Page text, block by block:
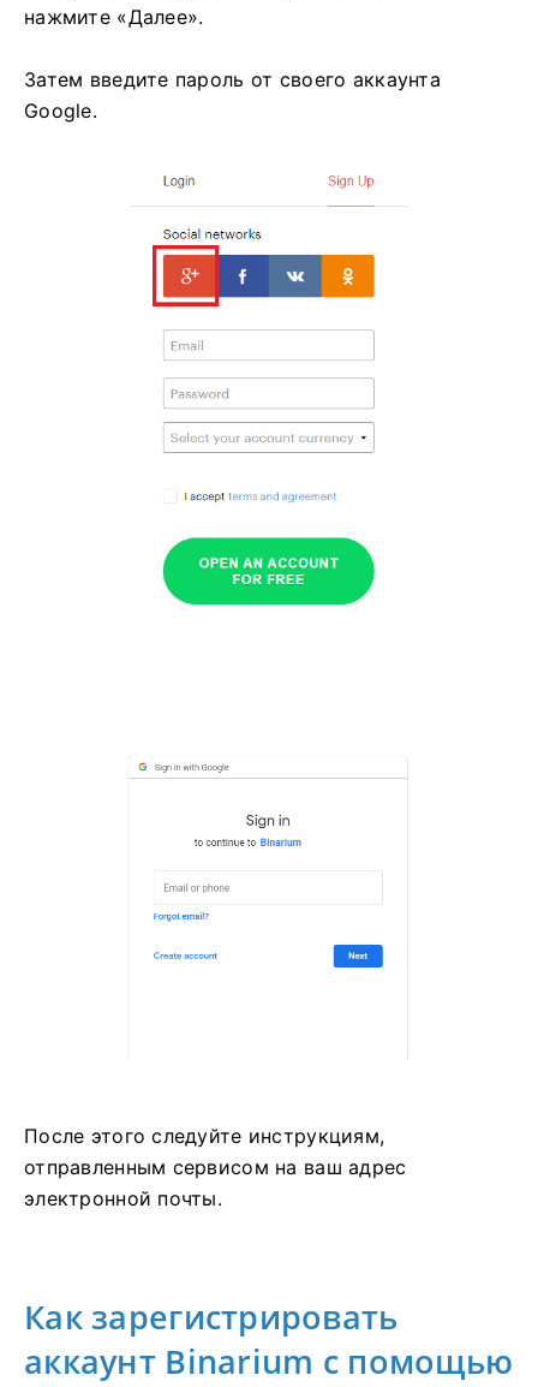
нажмите «Далее».
Затем введите пароль от своего аккаунта
Google.
После этого следуйте инструкциям,
отправленным сервисом на ваш адрес
электронной почты.
Как зарегистрировать
аккаунт Binarium с помощью